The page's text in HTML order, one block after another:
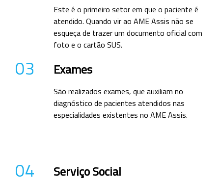
Este é o primeiro setor em que o paciente é
atendido. Quando vir ao AME Assis não se
esqueça de trazer um documento oficial com
foto e o cartão SUS.
03 Exames
São realizados exames, que auxiliam no
diagnóstico de pacientes atendidos nas
especialidades existentes no AME Assis.
04 Serviço Social